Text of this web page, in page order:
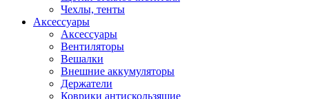
Чехлы, тенты
Аксессуары
Аксессуары
Вентиляторы
Вешалки
Внешние аккумуляторы
Держатели
Коврики антискользящие